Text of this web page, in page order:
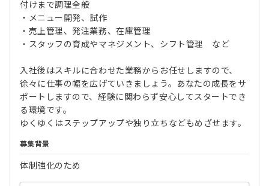
付けまで調理全般
・メニュー開発、試作
・売上管理、発注業務、在庫管理
・スタッフの育成やマネジメント、シフト管理 など
入社後はスキルに合わせた業務からお任せしますので、
徐々に仕事の幅を広げていきましょう。あなたの成長をサ
ポートしますので、経験に関わらず安心してスタートでき
る環境です。
ゆくゆくはステップアップや独り立ちなどもめざせます。
募集背景
体制強化のため